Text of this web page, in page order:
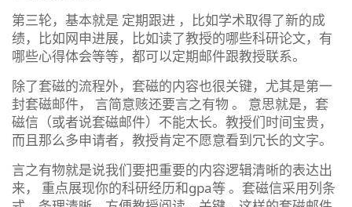
第三轮，基本就是 定期跟进 ，比如学术取得了新的成
绩，比如网申进展，比如读了教授的哪些科研论文，有
哪些心得体会等等，都可以定期邮件跟教授联系。
除了套磁的流程外，套磁的内容也很关键，尤其是第一
封套磁邮件， 言简意赅还要言之有物 。 意思就是，套
磁信（或者说套磁邮件）不能太长。教授们时间宝贵，
而且那么多申请者，教授肯定不愿意看到冗长的文字。
言之有物就是说我们要把重要的内容逻辑清晰的表达出
来， 重点展现你的科研经历和gpa等 。套磁信采用列条